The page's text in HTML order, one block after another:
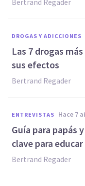
Bertrand Regader
DROGAS Y ADICCIONES
Las 7 drogas
sus efectos
Bertrand Regader
ENTREVISTAS hace 7
Guía para papás
clave para educar
Bertrand Regader